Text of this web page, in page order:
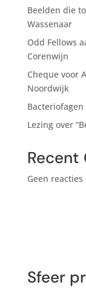
Beelden die
Wassenaar
Odd Fellows
Corenwijn
Cheque voor
Noordwijk
Lezing over
Recent
Geen
Sfeer